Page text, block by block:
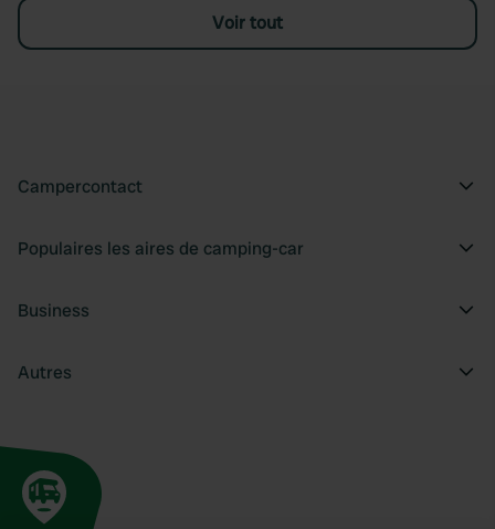
Voir tout
Campercontact
Populaires les aires de camping-car
Business
Autres